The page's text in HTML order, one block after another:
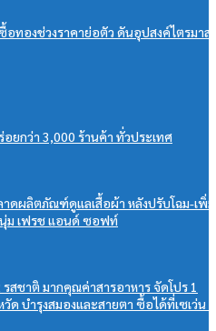
ทองช่วงราคาย่อตัว ดันอุปสงค์ไตรมาส
ยกว่า 3,000 ร้านค้า ทั่วประเทศ
ดผลิตภัณฑ์ดูแลเสื้อผ้า หลังปรับโฉม-เพิ่ม
ม เฟรช แอนด์ ซอฟท์
รสชาติ มากคุณค่าสารอาหาร จัดโปร 1
ด บำรุงสมองและสายตา ซื้อได้ที่เซเว่น อี